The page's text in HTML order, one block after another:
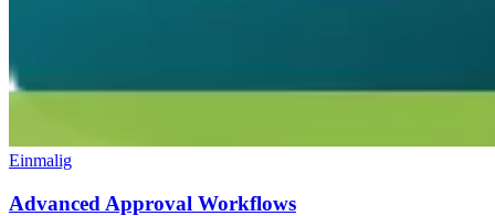
Einmalig
Advanced Approval Workflows